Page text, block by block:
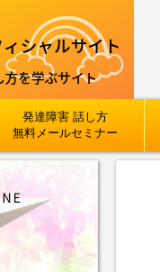
発達障害 話し方
無料メールセミナー